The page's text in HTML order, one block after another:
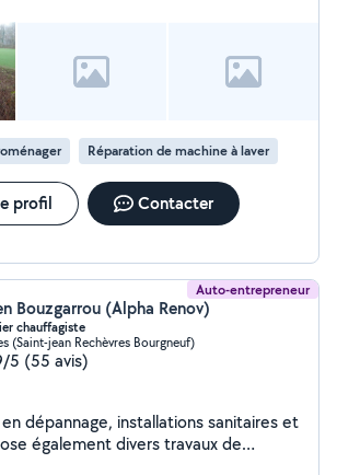
Réparation de machine à laver
profil Contacter
Auto-entrepreneur
Bouzgarrou (Alpha Renov)
chauffagiste
(Saint-jean Rechèvres Bourgneuf)
5 (55 avis)
dépannage, installations sanitaires et
également divers travaux de